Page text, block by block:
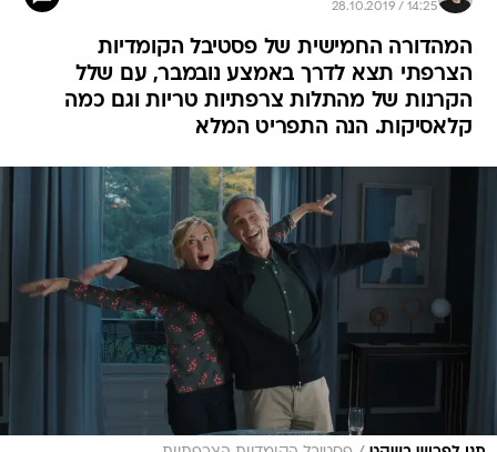
28.10.2019 / 14:25
המהדורה החמישית של פסטיבל הקומדיות
הצרפתי תצא לדרך באמצע נובמבר, עם שלל
הקרנות של מהתלות צרפתיות טריות וגם כמה
קלאסיקות. הנה התפריט המלא